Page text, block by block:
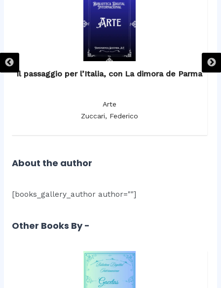
Il passaggio per l’Italia, con La dimora de Parma
Arte
Zuccari, Federico
About the author
[books_gallery_author author=""]
Other Books By -